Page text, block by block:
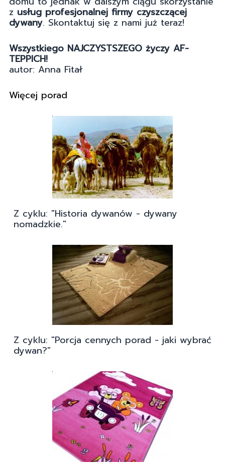
z usług profesjonalnej firmy czyszczącej
dywany. Skontaktuj się z nami już teraz!
Wszystkiego NAJCZYSTSZEGO życzy AF-
TEPPICH!
autor: Anna Fitał
Więcej porad
Z cyklu: "Historia dywanów - dywany
nomadzkie."
Z cyklu: "Porcja cennych porad - jaki wybrać
dywan?"